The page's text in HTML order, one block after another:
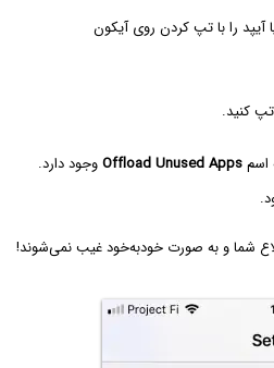
آیپد را با تپ کردن روی آیکون
تپ کنید.
اسمOffload Unused Appsوجود دارد.
شما و به صورت خود‌به‌خود غیب نمی‌شوند!